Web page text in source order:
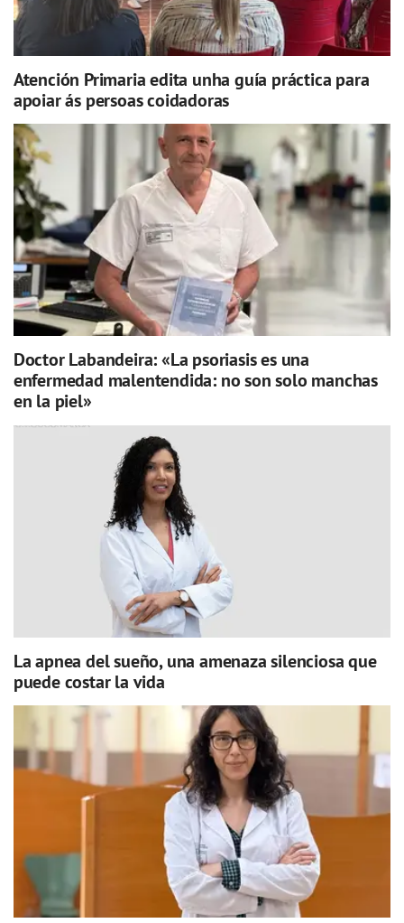
Atención Primaria edita unha guía práctica para
apoiar ás persoas coidadoras
Doctor Labandeira: «La psoriasis es una
enfermedad malentendida: no son solo manchas
en la piel»
La apnea del sueño, una amenaza silenciosa que
puede costar la vida